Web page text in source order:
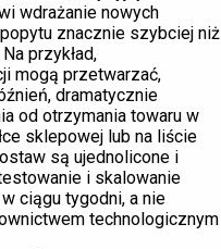
wdrażanie nowych
znacznie szybciej niż
przykład,
mogą przetwarzać,
dramatycznie
od otrzymania towaru w
sklepowej lub na liście
są ujednolicone i
i skalowanie
ciągu tygodni, a nie
technologicznym